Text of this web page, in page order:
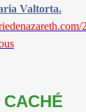
Valtorta.